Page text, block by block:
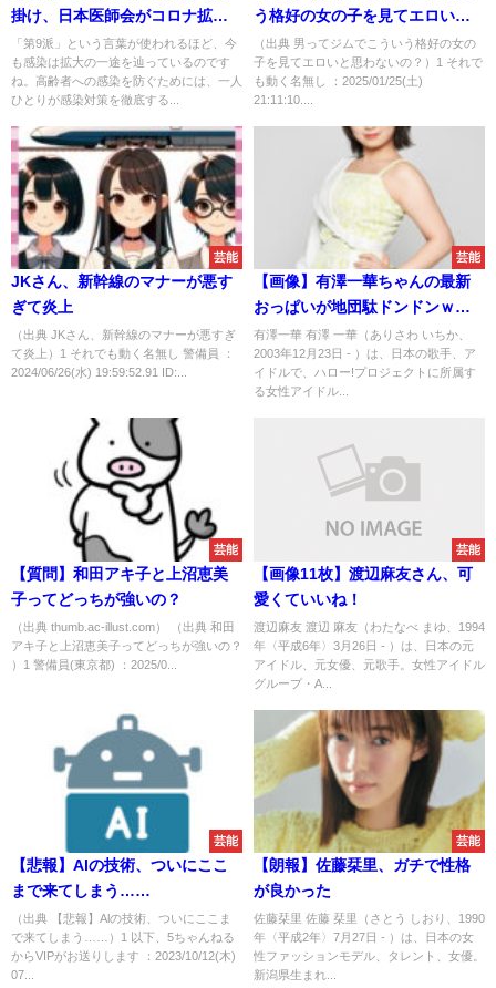
掛け、日本医師会がコロナ拡大
の第9波に警鐘
「第9派」という言葉が使われるほど、今
も感染は拡大の一途を辿っているのです
ね。高齢者への感染を防ぐためには、一人
ひとりが感染対策を徹底する...
う格好の女の子を見てエロいと
思わないの？
（出典 男ってジムでこういう格好の女の
子を見てエロいと思わないの？）1 それで
も動く名無し ：2025/01/25(土)
21:11:10....
芸能
JKさん、新幹線のマナーが悪す
ぎて炎上
（出典 JKさん、新幹線のマナーが悪すぎ
て炎上）1 それでも動く名無し 警備員 ：
2024/06/26(水) 19:59:52.91 ID:...
芸能
【画像】有澤一華ちゃんの最新
おっぱいが地団駄ドンドンｗｗ
ｗｗｗｗｗｗｗｗｗｗｗｗｗｗ
ｗｗｗｗ
有澤一華 有澤 一華（ありさわ いちか、
2003年12月23日 - ）は、日本の歌手、ア
イドルで、ハロー!プロジェクトに所属す
る女性アイドル...
芸能
【質問】和田アキ子と上沼恵美
子ってどっちが強いの？
（出典 thumb.ac-illust.com） （出典 和田
アキ子と上沼恵美子ってどっちが強いの？
）1 警備員(東京都) ：2025/0...
芸能
【画像11枚】渡辺麻友さん、可
愛くていいね！
渡辺麻友 渡辺 麻友（わたなべ まゆ、1994
年〈平成6年〉3月26日 - ）は、日本の元
アイドル、元女優、元歌手。女性アイドル
グループ・A...
芸能
【悲報】Alの技術、ついにここ
まで来てしまう……
（出典 【悲報】Alの技術、ついにここま
で来てしまう……）1 以下、5ちゃんねる
からVIPがお送りします ：2023/10/12(木)
07...
芸能
【朗報】佐藤栞里、ガチで性格
が良かった
佐藤栞里 佐藤 栞里（さとう しおり、1990
年〈平成2年〉7月27日 - ）は、日本の女
性ファッションモデル、タレント、女優。
新潟県生まれ...